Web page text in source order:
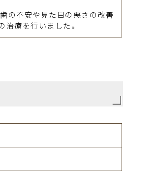
の不安や見た目の悪さの改善
療を行いました。